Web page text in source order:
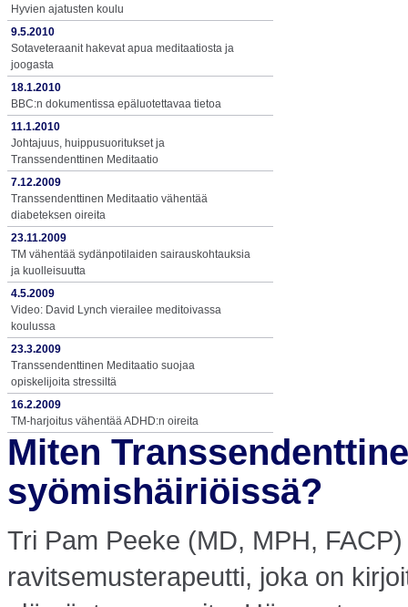
Hyvien ajatusten koulu
9.5.2010
Sotaveteraanit hakevat apua meditaatiosta ja
joogasta
18.1.2010
BBC:n dokumentissa epäluotettavaa tietoa
11.1.2010
Johtajuus, huippusuoritukset ja
Transsendenttinen Meditaatio
7.12.2009
Transsendenttinen Meditaatio vähentää
diabeteksen oireita
23.11.2009
TM vähentää sydänpotilaiden sairauskohtauksia
ja kuolleisuutta
4.5.2009
Video: David Lynch vierailee meditoivassa
koulussa
23.3.2009
Transsendenttinen Meditaatio suojaa
opiskelijoita stressiltä
16.2.2009
TM-harjoitus vähentää ADHD:n oireita
Miten
syömishäiriöissä?
Tri Pam Peeke (MD, MPH,
ravitsemusterapeutti, joka on